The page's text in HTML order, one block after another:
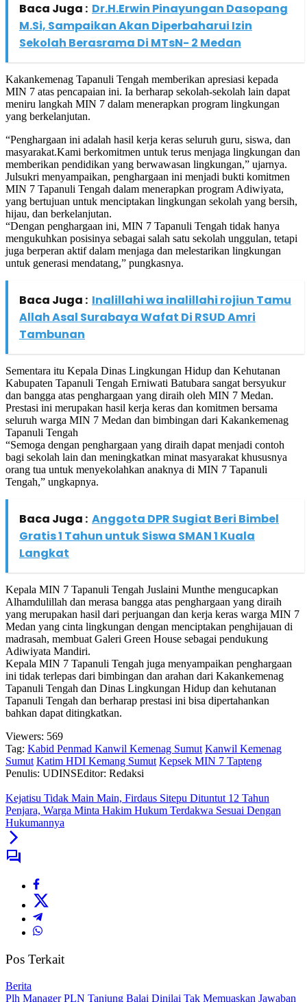
Baca Juga : Dr.H.Erwin Pinayungan Dasopang
M.Si, Sampaikan Akan Diperbaharui Izin
Sekolah Berasrama Di MTsN- 2 Medan
Kakankemenag Tapanuli Tengah memberikan apresiasi kepada
MIN 7 atas pencapaian ini. Ia berharap sekolah-sekolah lain dapat
meniru langkah MIN 7 dalam menerapkan program lingkungan
yang berkelanjutan.
“Penghargaan ini adalah hasil kerja keras seluruh guru, siswa, dan
masyarakat.Kami berkomitmen untuk terus menjaga lingkungan dan
memberikan pendidikan yang berwawasan lingkungan,” ujarnya.
Julsukri menyampaikan, penghargaan ini menjadi bukti komitmen
MIN 7 Tapanuli Tengah dalam menerapkan program Adiwiyata,
yang bertujuan untuk menciptakan lingkungan sekolah yang bersih,
hijau, dan berkelanjutan.
“Dengan penghargaan ini, MIN 7 Tapanuli Tengah tidak hanya
mengukuhkan posisinya sebagai salah satu sekolah unggulan, tetapi
juga berperan aktif dalam menjaga dan melestarikan lingkungan
untuk generasi mendatang,” pungkasnya.
Baca Juga : Inalillahi wa inalillahi rojiun Tamu
Allah Asal Surabaya Wafat Di RSUD Amri
Tambunan
Sementara itu Kepala Dinas Lingkungan Hidup dan Kehutanan
Kabupaten Tapanuli Tengah Erniwati Batubara sangat bersyukur
dan bangga atas penghargaan yang diraih oleh MIN 7 Medan.
Prestasi ini merupakan hasil kerja keras dan komitmen bersama
seluruh warga MIN 7 Medan dan bimbingan dari Kakankemenag
Tapanuli Tengah
“Semoga dengan penghargaan yang diraih dapat menjadi contoh
bagi sekolah lain dan meningkatkan minat masyarakat khususnya
orang tua untuk menyekolahkan anaknya di MIN 7 Tapanuli
Tengah,” ungkapnya.
Baca Juga : Anggota DPR Sugiat Beri Bimbel
Gratis 1 Tahun untuk Siswa SMAN 1 Kuala
Langkat
Kepala MIN 7 Tapanuli Tengah Juslaini Munthe mengucapkan
Alhamdulillah dan merasa bangga atas penghargaan yang diraih
yang merupakan hasil dari perjuangan dan kerja keras warga MIN 7
Medan yang cinta lingkungan dengan menciptakan penghijauan di
madrasah, membuat Galeri Green House sebagai pendukung
Adiwiyata Mandiri.
Kepala MIN 7 Tapanuli Tengah juga menyampaikan penghargaan
ini tidak terlepas dari bimbingan dan arahan dari Kakankemenag
Tapanuli Tengah dan Dinas Lingkungan Hidup dan kehutanan
Tapanuli Tengah dan berharap prestasi ini bisa dipertahankan
bahkan dapat ditingkatkan.
Viewers: 569
Tag: Kabid Penmad Kanwil Kemenag Sumut Kanwil Kemenag
Sumut Katim HDI Kemang Sumut Kepsek MIN 7 Tapteng
Penulis: UDINSEditor: Redaksi
Kejatisu Tidak Main Main, Firdaus Sitepu Dituntut 12 Tahun
Penjara, Warga Minta Hakim Hukum Terdakwa Sesuai Dengan
Hukumannya
Pos Terkait
Berita
Plh Manager PLN Tanjung Balai Dinilai Tak Memuaskan Jawaban